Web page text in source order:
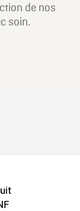
de nos
soin.